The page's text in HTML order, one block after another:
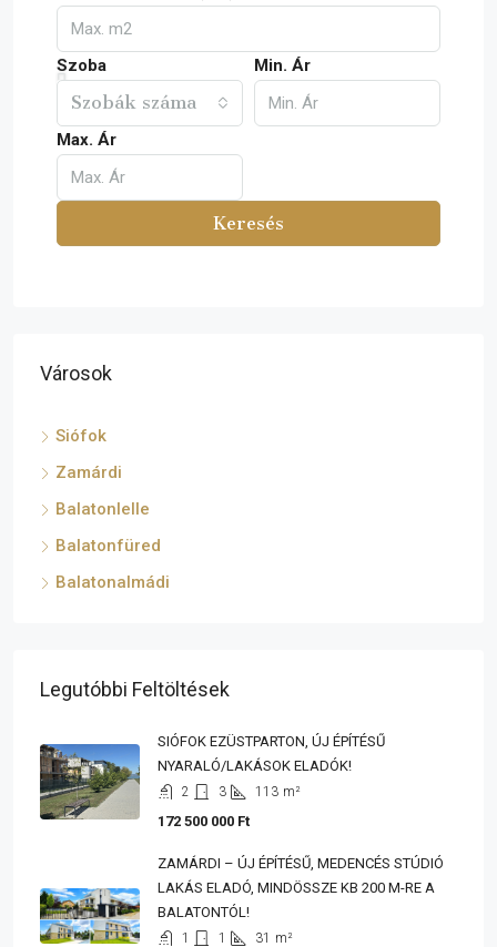
Szoba
Szobák száma
Min. Ár
Max. Ár
Keresés
Városok
Siófok
Zamárdi
Balatonlelle
Balatonfüred
Balatonalmádi
Legutóbbi Feltöltések
SIÓFOK EZÜSTPARTON, ÚJ ÉPÍTÉSŰ
NYARALÓ/LAKÁSOK ELADÓK!
2 3 113 m²
172 500 000 Ft
ZAMÁRDI – ÚJ ÉPÍTÉSŰ, MEDENCÉS STÚDIÓ
LAKÁS ELADÓ, MINDÖSSZE KB 200 M-RE A
BALATONTÓL!
1 1 31 m²